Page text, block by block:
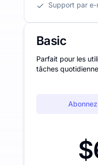
Support par e-
Basic
Parfait pour les
tâches